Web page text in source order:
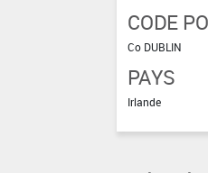
CODE
Co DUBLIN
PAYS
Irlande